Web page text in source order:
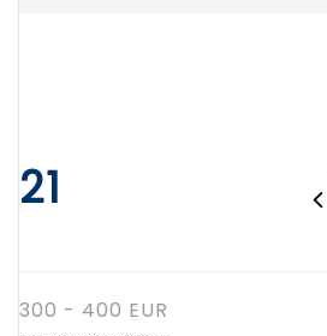
21
300 - 400 EUR